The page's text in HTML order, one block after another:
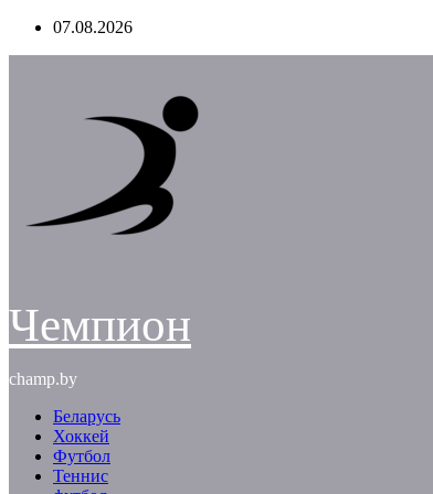
Перейти07.08.2026
Чемпион
champ.by
Беларусь
Хоккей
Футбол
Теннис